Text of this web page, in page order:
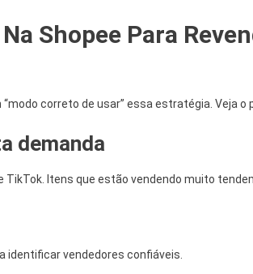
Shopee Para
correto de usar” essa estratégia. Veja o
demanda
Itens que estão vendendo muito
identificar vendedores confiáveis.